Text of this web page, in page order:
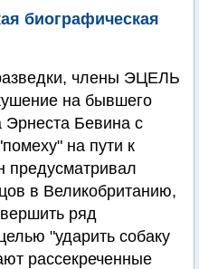
биографическая
члены ЭЦЕЛЬ
на бывшего
Эрнеста Бевина с
на пути к
предусматривал
в Великобританию,
ряд
"ударить собаку
рассекреченные